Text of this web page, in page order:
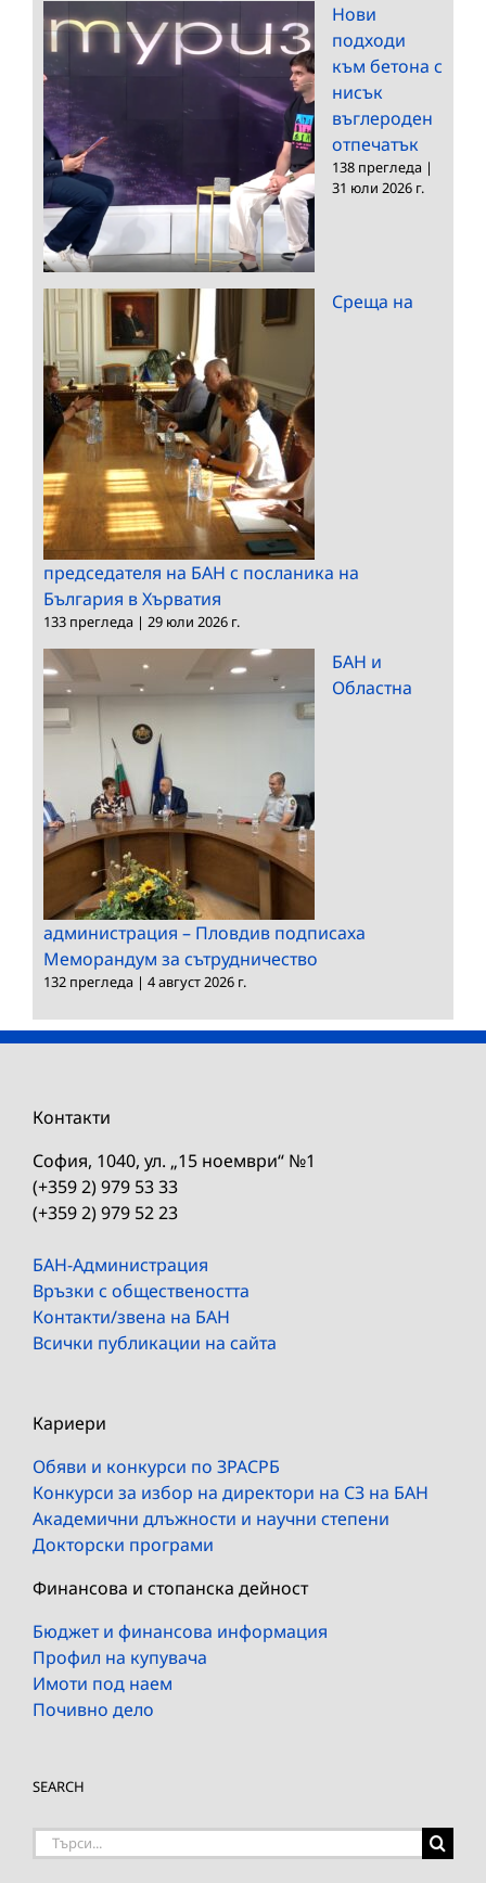
Нови
подходи
към бетона с
нисък
въглероден
отпечатък
138 прегледа |
31 юли 2026 г.
Среща на
председателя на БАН с посланика на
България в Хърватия
133 прегледа | 29 юли 2026 г.
БАН и
Областна
администрация – Пловдив подписаха
Меморандум за сътрудничество
132 прегледа | 4 август 2026 г.
Контакти
София, 1040, ул. „15 ноември“ №1
(+359 2) 979 53 33
(+359 2) 979 52 23
БАН-Администрация
Връзки с обществеността
Контакти/звена на БАН
Всички публикации на сайта
Кариери
Обяви и конкурси по ЗРАСРБ
Конкурси за избор на директори на СЗ на БАН
Академични длъжности и научни степени
Докторски програми
Финансова и стопанска дейност
Бюджет и финансова информация
Профил на купувача
Имоти под наем
Почивно дело
SEARCH
Търсене